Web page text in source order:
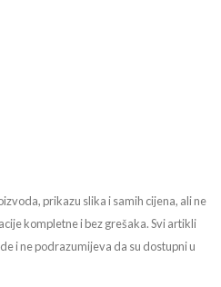
prikazu slika i samih cijena, ali ne
kompletne i bez grešaka. Svi artikli
i ne podrazumijeva da su dostupni u